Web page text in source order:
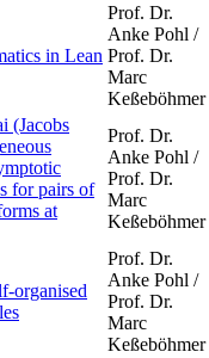
in Lean
Prof. Dr.
Anke Pohl /
Prof. Dr.
Marc
Keßeböhmer
(Jacobs
for pairs of
at
Prof. Dr.
Anke Pohl /
Prof. Dr.
Marc
Keßeböhmer
organised
Prof. Dr.
Anke Pohl /
Prof. Dr.
Marc
Keßeböhmer